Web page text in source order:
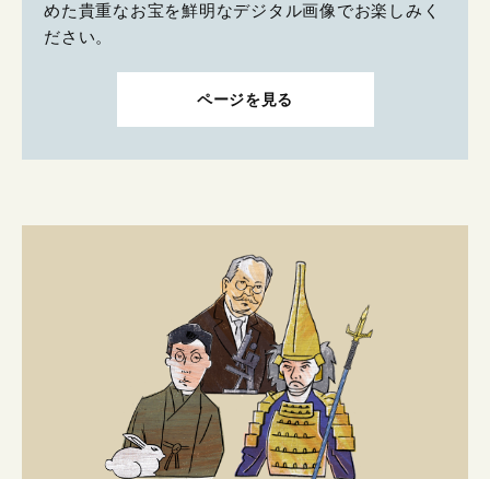
めた貴重なお宝を鮮明なデジタル画像でお楽しみく
ださい。
ページを見る